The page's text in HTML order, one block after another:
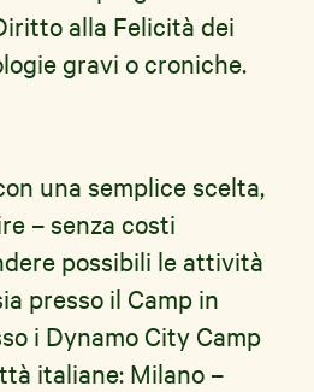
alla Felicità dei
gravi o croniche.
una semplice scelta,
– senza costi
possibili le attività
presso il Camp in
i Dynamo City Camp
italiane: Milano –